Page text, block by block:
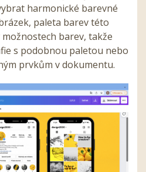
harmonické barevné
paleta barev této
barev, takže
s podobnou paletou nebo
prvkům v dokumentu.